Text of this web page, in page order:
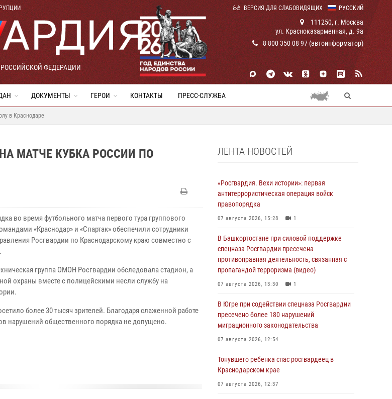
РУССКИЙ
ВЕРСИЯ ДЛЯ СЛАБОВИДЯЩИХ
ФЕДЕРАЦИИ
111250, г. Москва
ул. Красноказарменная, д. 9а
8 800 350 08 97 (автоинформатор)
ДОКУМЕНТЫ ГЕРОИ КОНТАКТЫ ПРЕСС-СЛУЖБА
в Краснодаре
МАТЧЕ КУБКА РОССИИ ПО
во время футбольного матча первого тура группового
«Краснодар» и «Спартак» обеспечили сотрудники
Росгвардии по Краснодарскому краю совместно с
группа ОМОН Росгвардии обследовала стадион, а
охраны вместе с полицейскими несли службу на
более 30 тысяч зрителей. Благодаря слаженной работе
нарушений общественного порядка не допущено.
ЛЕНТА НОВОСТЕЙ
«Росгвардия. Вехи истории»: первая
антитеррористическая операция войск
правопорядка
07 августа 2026, 15:28 1
В Башкортостане при силовой поддержке
спецназа Росгвардии пресечена
противоправная деятельность, связанная с
пропагандой терроризма (видео)
07 августа 2026, 13:30 1
В Югре при содействии спецназа Росгвардии
пресечено более 180 нарушений
миграционного законодательства
07 августа 2026, 12:54
Тонувшего ребенка спас росгвардеец в
Краснодарском крае
07 августа 2026, 12:37